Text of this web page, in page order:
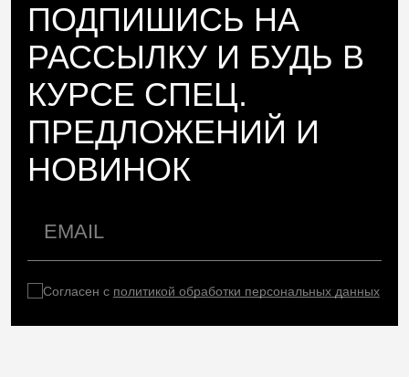
ПОДПИШИСЬ НА
РАССЫЛКУ И БУДЬ В
КУРСЕ СПЕЦ.
ПРЕДЛОЖЕНИЙ И
НОВИНОК
Согласен с политикой обработки персональных данных